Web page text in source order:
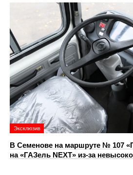
Эксклюзив
В Семенове на маршруте № 107
на «ГАЗель NEXT» из‑за